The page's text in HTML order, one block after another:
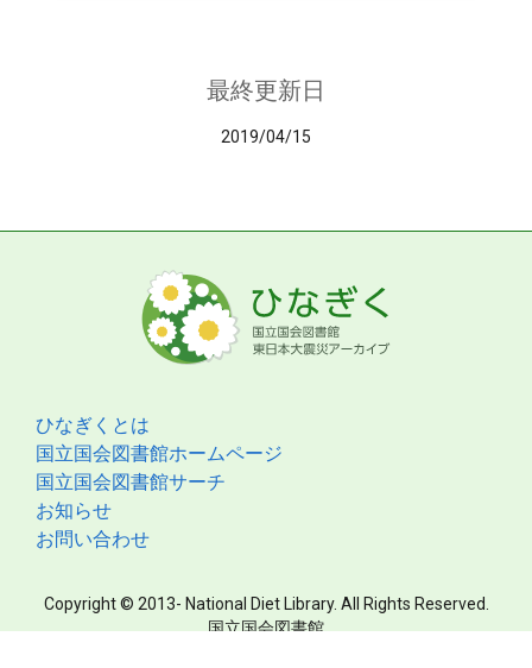
最終更新日
2019/04/15
ひなぎくとは
国立国会図書館ホームページ
国立国会図書館サーチ
お知らせ
お問い合わせ
Copyright © 2013- National Diet Library. All Rights Reserved.